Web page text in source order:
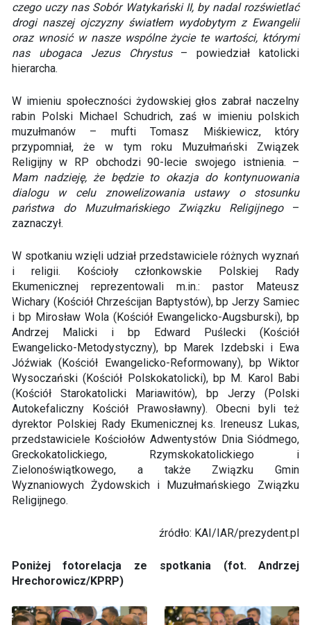
czego uczy nas Sobór Watykański II, by nadal rozświetlać
drogi naszej ojczyzny światłem wydobytym z Ewangelii
oraz wnosić w nasze wspólne życie te wartości, którymi
nas ubogaca Jezus Chrystus– powiedział katolicki
hierarcha.
W imieniu społeczności żydowskiej głos zabrał naczelny
rabin Polski Michael Schudrich, zaś w imieniu polskich
muzułmanów – mufti Tomasz Miśkiewicz, który
przypomniał, że w tym roku Muzułmański Związek
Religijny w RP obchodzi 90-lecie swojego istnienia. –
Mam nadzieję, że będzie to okazja do kontynuowania
dialogu w celu znowelizowania ustawy o stosunku
państwa do Muzułmańskiego Związku Religijnego–
zaznaczył.
W spotkaniu wzięli udział przedstawiciele różnych wyznań
i religii. Kościoły członkowskie Polskiej Rady
Ekumenicznej reprezentowali m.in.: pastor Mateusz
Wichary (Kościół Chrześcijan Baptystów), bp Jerzy Samiec
i bp Mirosław Wola (Kościół Ewangelicko-Augsburski), bp
Andrzej Malicki i bp Edward Puślecki (Kościół
Ewangelicko-Metodystyczny), bp Marek Izdebski i Ewa
Jóźwiak (Kościół Ewangelicko-Reformowany), bp Wiktor
Wysoczański (Kościół Polskokatolicki), bp M. Karol Babi
(Kościół Starokatolicki Mariawitów), bp Jerzy (Polski
Autokefaliczny Kościół Prawosławny). Obecni byli też
dyrektor Polskiej Rady Ekumenicznej ks. Ireneusz Lukas,
przedstawiciele Kościołów Adwentystów Dnia Siódmego,
Greckokatolickiego, Rzymskokatolickiego i
Zielonoświątkowego, a także Związku Gmin
Wyznaniowych Żydowskich i Muzułmańskiego Związku
Religijnego.
źródło: KAI/IAR/prezydent.pl
Poniżej fotorelacja ze spotkania (fot. Andrzej
Hrechorowicz/KPRP)